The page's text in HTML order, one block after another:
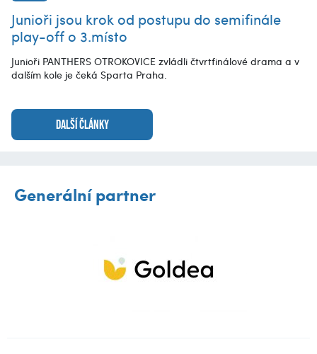
Junioři jsou krok od postupu do semifinále
play-off o 3.místo
Junioři PANTHERS OTROKOVICE zvládli čtvrtfinálové drama a v
dalším kole je čeká Sparta Praha.
DALŠÍ ČLÁNKY
Generální partner